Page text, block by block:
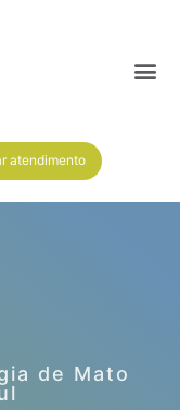
atendimento
de Mato